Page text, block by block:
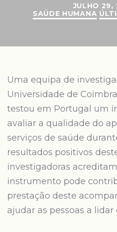
JULHO 29,
SAÚDE HUMANA
Uma equipa de
Universidade de
testou em Portugal um
avaliar a qualidade do
serviços de saúde
resultados positivos
investigadoras
instrumento pode
prestação deste
ajudar as pessoas a lidar